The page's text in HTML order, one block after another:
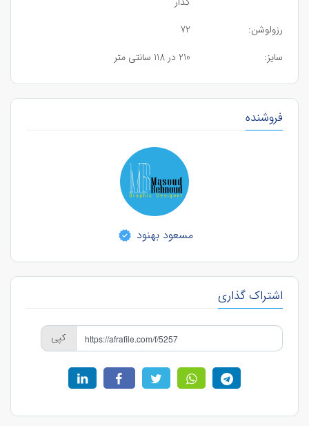
رزولوشن:
72
سایز:
210 در 118 سانتی متر
فروشنده
مسعود بهنود
اشتراک گذاری
کپی